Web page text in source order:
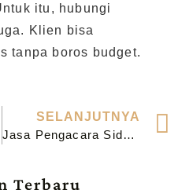
itu, hubungi
Klien bisa
tanpa boros budget.
SELANJUTNYA
Jasa Pengacara Sidang di Pengadilan Agama Kediri
Terbaru